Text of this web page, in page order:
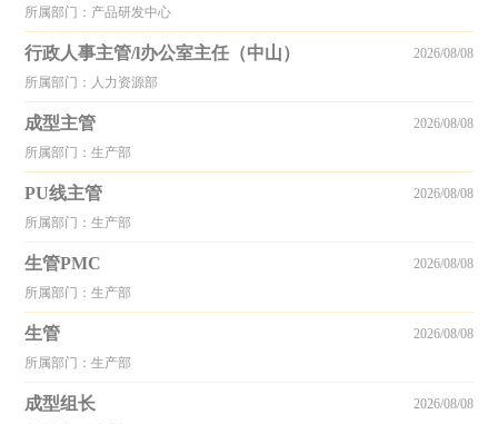
所属部门：产品研发中心
行政人事主管/l办公室主任（中山）
所属部门：人力资源部
2026/08/08
成型主管
所属部门：生产部
2026/08/08
PU线主管
所属部门：生产部
2026/08/08
生管PMC
所属部门：生产部
2026/08/08
生管
所属部门：生产部
2026/08/08
成型组长 2026/08/08